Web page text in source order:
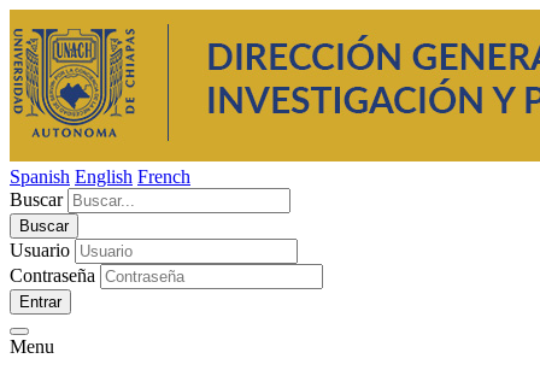
Spanish English French
Buscar
Usuario
Contraseña
Entrar
Menu